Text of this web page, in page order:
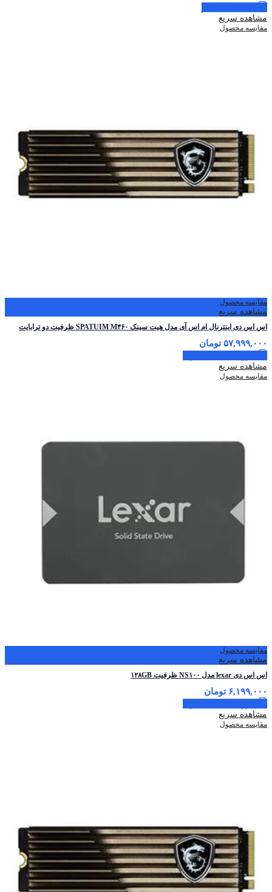
مشاهده سریع
مقایسه محصول
مقایسه محصول
مشاهده سریع
اس اس دی اینترنال ام اس آی مدل هیت سینک SPATUIM M۴۶۰ ظرفیت دو ترابایت
۵۷,۹۹۹,۰۰۰ تومان
مشاهده سریع
مقایسه محصول
مقایسه محصول
مشاهده سریع
اس اس دی lexar مدل NS۱۰۰ ظرفیت ۱۲۸GB
۶,۱۹۹,۰۰۰ تومان
مشاهده سریع
مقایسه محصول